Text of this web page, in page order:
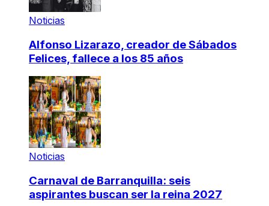
Noticias
Alfonso Lizarazo, creador de Sábados
Felices, fallece a los 85 años
Noticias
Carnaval de Barranquilla: seis
aspirantes buscan ser la reina 2027